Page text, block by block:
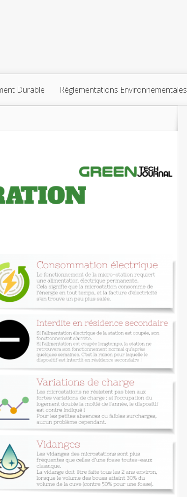
Durable Réglementations Environnementales